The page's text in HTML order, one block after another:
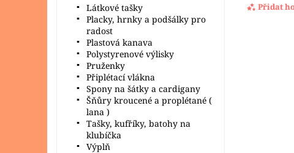
Přidat
Látkové tašky
Placky, hrnky a podšálky pro
radost
Plastová kanava
Polystyrenové výlisky
Pruženky
Připlétací vlákna
Spony na šátky a cardigany
Šňůry kroucené a proplétané (
lana )
Tašky, kufříky, batohy na
klubíčka
Výplň